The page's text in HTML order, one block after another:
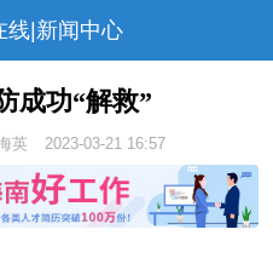
线|新闻中心
成功“解救”
英 2023-03-21 16:57